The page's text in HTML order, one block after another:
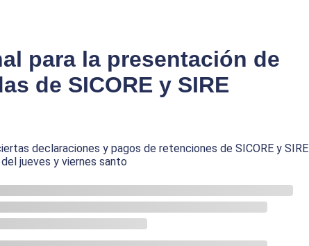
para la presentación de
de SICORE y SIRE
declaraciones y pagos de retenciones de SICORE y SIRE
jueves y viernes santo